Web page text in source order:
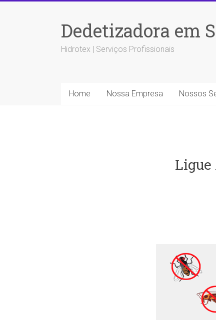
Dedetizadora em
Hidrotex | Serviços Profissionais
Home Nossa Empresa Nossos
Ligue